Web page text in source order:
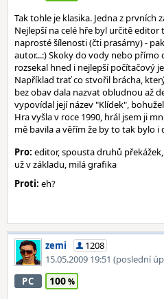
Tak tohle je klasika. Jedna z prvních
Nejlepší na celé hře byl určitě
naprosté šílenosti (čti prasárny) -
autor...:) Skoky do vody nebo přímo
rozsekal hned i nejlepší počítačový
Například trať co stvořil brácha,
bez obav dala nazvat obludnou až
vypovídal její název "Klídek",
Hra vyšla v roce 1990, hrál jsem ji
mě bavila a věřím že by to tak bylo i
Pro: editor, spousta druhů
už v základu, milá grafika
Proti: eh?
zemi
1208
15.05.2009 19:51 (poslední
PC
100